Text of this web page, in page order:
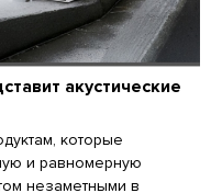
акустические
которые
и равномерную
незаметными в